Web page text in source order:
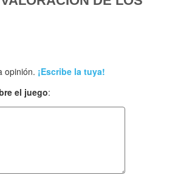
opinión. ¡Escribe la tuya!
el juego: